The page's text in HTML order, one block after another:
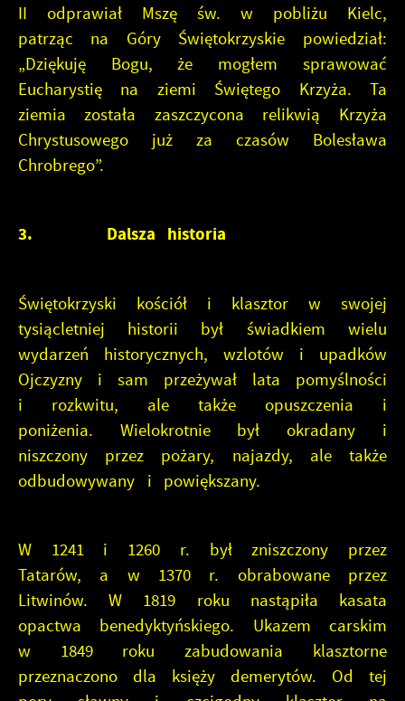
II odprawiał Mszę św. w pobliżu Kielc,
patrząc na Góry Świętokrzyskie powiedział:
„Dziękuję Bogu, że mogłem sprawować
Eucharystię na ziemi Świętego Krzyża. Ta
ziemia została zaszczycona relikwią Krzyża
Chrystusowego już za czasów Bolesława
Chrobrego”.
3. Dalsza historia
Świętokrzyski kościół i klasztor w swojej
tysiącletniej historii był świadkiem wielu
wydarzeń historycznych, wzlotów i upadków
Ojczyzny i sam przeżywał lata pomyślności
i rozkwitu, ale także opuszczenia i
poniżenia. Wielokrotnie był okradany i
niszczony przez pożary, najazdy, ale także
odbudowywany i powiększany.
W 1241 i 1260 r. był zniszczony przez
Tatarów, a w 1370 r. obrabowane przez
Litwinów. W 1819 roku nastąpiła kasata
opactwa benedyktyńskiego. Ukazem carskim
w 1849 roku zabudowania klasztorne
przeznaczono dla księży demerytów. Od tej